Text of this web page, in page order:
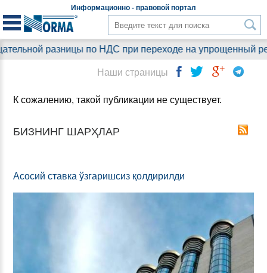
Информационно - правовой портал
по НДС при переходе на упрощенный режим 6%:
К сожалению, такой публикации не существует.
БИЗНИНГ ШАРҲЛАР
Асосий ставка ўзгаришсиз қолдирилди
Наши страницы